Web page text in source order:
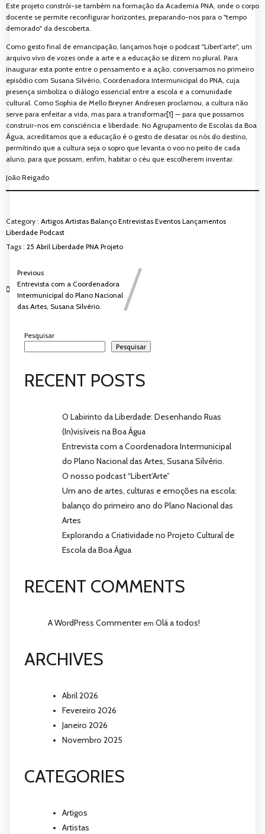
Este projeto constrói-se também na formação da Academia PNA, onde o corpo
docente se permite reconfigurar horizontes, preparando-nos para o "tempo
demorado" da descoberta.
Como gesto final de emancipação, lançamos hoje o podcast "Libert’arte", um
arquivo vivo de vozes onde a arte e a educação se dizem no plural. Para
inaugurar esta ponte entre o pensamento e a ação, conversamos no primeiro
episódio com Susana Silvério, Coordenadora Intermunicipal do PNA, cuja
presença simboliza o diálogo essencial entre a escola e a comunidade
cultural. Como Sophia de Mello Breyner Andresen proclamou, a cultura não
serve para enfeitar a vida, mas para a transformar[1] — para que possamos
construir-nos em consciência e liberdade. No Agrupamento de Escolas da Boa
Água, acreditamos que a educação é o gesto de desatar os nós do destino,
permitindo que a cultura seja o sopro que levanta o voo no peito de cada
aluno, para que possam, enfim, habitar o céu que escolherem inventar.
João Reigado
Category : Artigos Artistas Balanço Entrevistas Eventos Lançamentos
Liberdade Podcast
Tags : 25 Abril Liberdade PNA Projeto
Previous
Entrevista com a Coordenadora
Intermunicipal do Plano Nacional
das Artes, Susana Silvério.
Pesquisar
Pesquisar
RECENT POSTS
O Labirinto da Liberdade: Desenhando Ruas
(In)visíveis na Boa Água
Entrevista com a Coordenadora Intermunicipal
do Plano Nacional das Artes, Susana Silvério.
O nosso podcast “Libert’Arte”
Um ano de artes, culturas e emoções na escola:
balanço do primeiro ano do Plano Nacional das
Artes
Explorando a Criatividade no Projeto Cultural de
Escola da Boa Água
RECENT COMMENTS
A WordPress Commenterem Olá a todos!
ARCHIVES
Abril 2026
Fevereiro 2026
Janeiro 2026
Novembro 2025
CATEGORIES
Artigos
Artistas